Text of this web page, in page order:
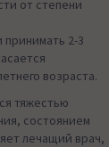
от степени
принимать 2-3
возраста.
тяжестью
состоянием
лечащий врач,